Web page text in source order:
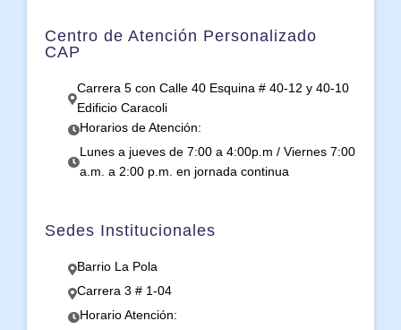
Centro de Atención Personalizado
CAP
Carrera 5 con Calle 40 Esquina # 40-12 y 40-10
Edificio Caracoli
Horarios de Atención:
Lunes a jueves de 7:00 a 4:00p.m / Viernes 7:00
a.m. a 2:00 p.m. en jornada continua
Sedes Institucionales
Barrio La Pola
Carrera 3 # 1-04
Horario Atención: